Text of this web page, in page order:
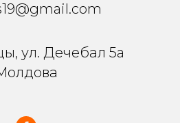
ул. Дечебал 5a